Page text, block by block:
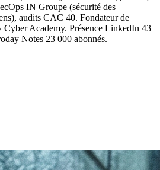
IN Groupe (sécurité des
audits CAC 40. Fondateur de
Cyber Academy. Présence LinkedIn 43
Notes 23 000 abonnés.